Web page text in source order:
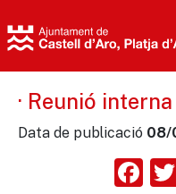
· Reunió
Data de publicació 08/